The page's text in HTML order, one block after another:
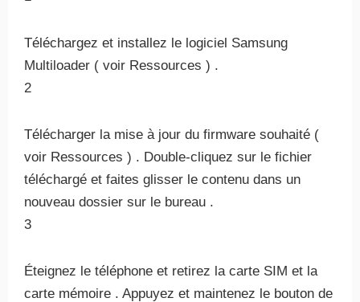
Téléchargez et installez le logiciel Samsung
Multiloader ( voir Ressources ) .
2
Télécharger la mise à jour du firmware souhaité (
voir Ressources ) . Double-cliquez sur le fichier
téléchargé et faites glisser le contenu dans un
nouveau dossier sur le bureau .
3
Éteignez le téléphone et retirez la carte SIM et la
carte mémoire . Appuyez et maintenez le bouton de